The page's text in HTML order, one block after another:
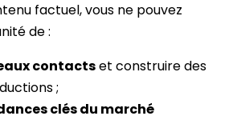
factuel, vous ne pouvez
de :
contactset construire des
;
clés du marché